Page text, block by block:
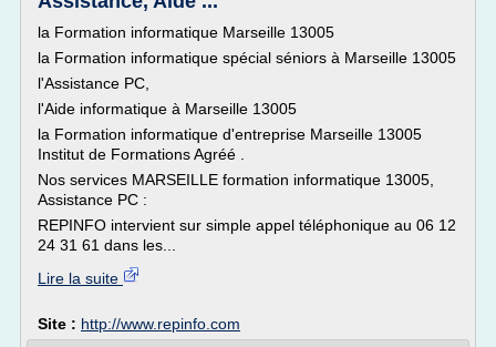
la Formation informatique Marseille 13005
la Formation informatique spécial séniors à Marseille 13005
l'Assistance PC,
l'Aide informatique à Marseille 13005
la Formation informatique d'entreprise Marseille 13005
Institut de Formations Agréé .
Nos services MARSEILLE formation informatique 13005,
Assistance PC :
REPINFO intervient sur simple appel téléphonique au 06 12
24 31 61 dans les...
Lire la suite
Site : http://www.repinfo.com